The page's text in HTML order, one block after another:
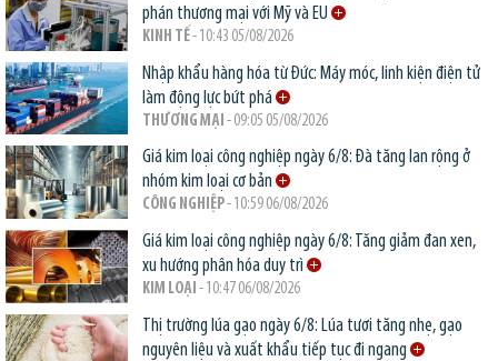
phán thương mại với Mỹ và EU
KINH TẾ- 10:43 05/08/2026
Nhập khẩu hàng hóa từ Đức: Máy móc, linh kiện điện tử
làm động lực bứt phá
THƯƠNG MẠI - 09:05 05/08/2026
Giá kim loại công nghiệp ngày 6/8: Đà tăng lan rộng ở
nhóm kim loại cơ bản
CÔNG NGHIỆP- 10:59 06/08/2026
Giá kim loại công nghiệp ngày 6/8: Tăng giảm đan xen,
xu hướng phân hóa duy trì
KIM LOẠI - 10:47 06/08/2026
Thị trường lúa gạo ngày 6/8: Lúa tươi tăng nhẹ, gạo
nguyên liệu và xuất khẩu tiếp tục đi ngang